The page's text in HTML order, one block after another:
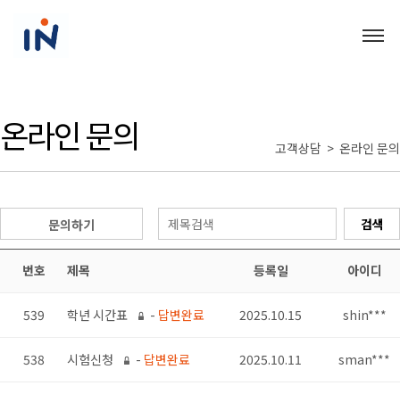
온라인 문의 고객상담 > 온라인 문의
문의하기
번호 제목 등록일 아이디
539 학년 시간표 - 답변완료 2025.10.15 shin***
538 시험신청 - 답변완료 2025.10.11 sman***